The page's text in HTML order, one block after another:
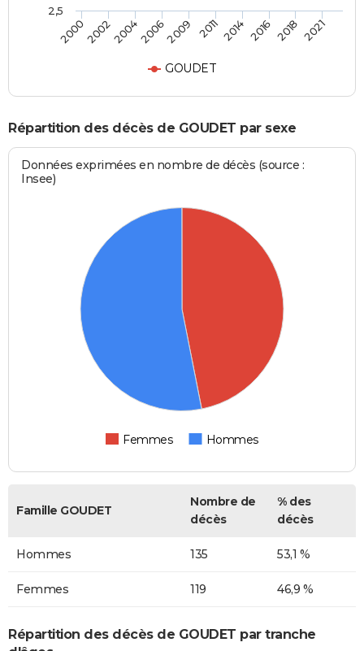
GOUDET
20002002200420062009 2011 2014 2016 2018 2021
2,5
Répartition des décès de GOUDET par sexe
Données exprimées en nombre de décès (source :
Insee)
Femmes Hommes
Famille GOUDET
Nombre de
décès
% des
décès
Hommes 135 53,1 %
Femmes 119 46,9 %
Répartition des décès de GOUDET par tranche